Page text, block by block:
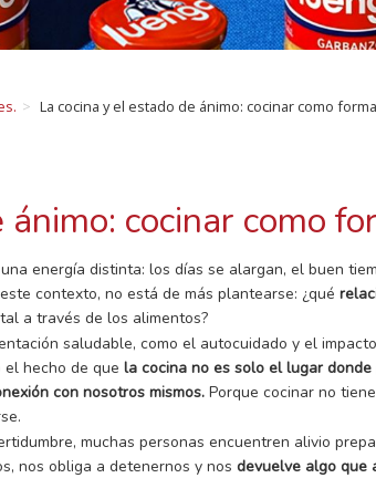
La cocina y el estado de ánimo: cocinar como
cocinar como
energía distinta: los días se alargan, el buen
contexto, no está de más plantearse: ¿qué
a través de los alimentos?
saludable, como el autocuidado y el
el hecho de quela cocina no es solo el lugar
con nosotros mismos. Porque cocinar no
muchas personas encuentren alivio
nos obliga a detenernos y nosdevuelve algo que